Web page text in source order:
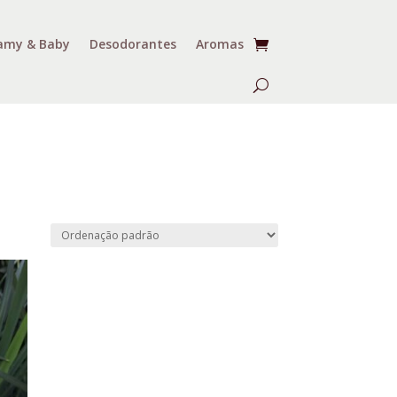
& Baby Desodorantes Aromas